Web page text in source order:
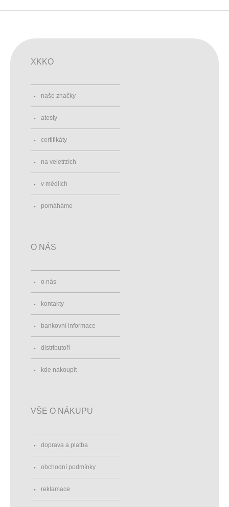
XKKO
naše značky
atesty
certifikáty
na veletrzích
v médiích
pomáháme
O NÁS
o nás
kontakty
bankovní informace
distributoři
kde nakoupit
VŠE O NÁKUPU
doprava a platba
obchodní podmínky
reklamace